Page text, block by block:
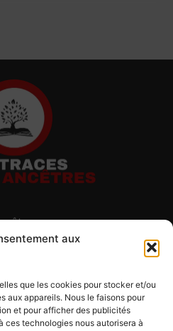
aux
que les cookies pour stocker et/ou
aux appareils. Nous le faisons pour
et pour afficher des publicités
ces technologies nous autorisera à